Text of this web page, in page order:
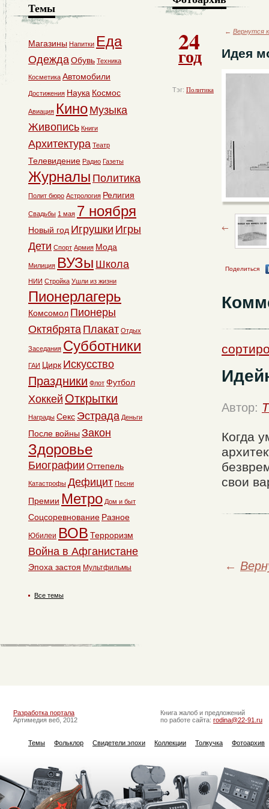
24
год
Тэг: Политика
← Вернутся
Идея
Поделиться
Автор:
Когда
свои
←
Темы
Магазины Напитки Еда
ОдеждаОбувь Техника
Косметика Автомобили
Достижения Наука Космос
Авиация Кино Музыка
Живопись Книги
Архитектура Театр
Телевидение Радио Газеты
Журналы Политика
Полит бюро Астрология Религия
Свадьбы 1 мая 7 ноября
Новый год Игрушки Игры
Дети Спорт Армия Мода
Милиция ВУЗы Школа
НИИ Стройка Ушли из жизни
Пионерлагерь
Комсомол Пионеры
Октябрята Плакат Отдых
Заседания Субботники
ГАИ Цирк Искусство
Праздники Флот Футбол
Хоккей Открытки
Награды Секс Эстрада Деньги
После войны Закон
Здоровье
Биографии Оттепель
Катастрофы Дефицит Песни
Премии Метро Дом и быт
Соцсоревнование Разное
Юбилеи ВОВ Терроризм
Война в Афганистане
Эпоха застоя Мультфильмы
Все темы
Разработка портала
Артимедия веб, 2012
Книга жалоб и предложений
по работе сайта: rodina@22-91.ru
Темы Фольклор Свидетели эпохи Коллекции Толкучка Фотоархив